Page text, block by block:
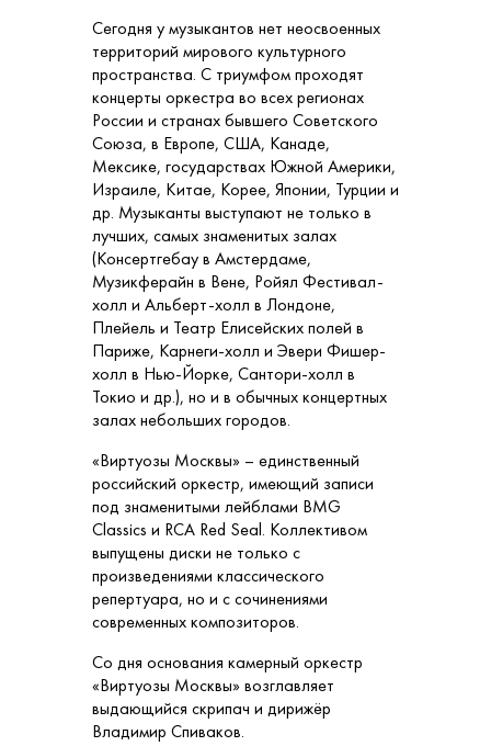
Сегодня у музыкантов нет неосвоенных
территорий мирового культурного
пространства. С триумфом проходят
концерты оркестра во всех регионах
России и странах бывшего Советского
Союза, в Европе, США, Канаде,
Мексике, государствах Южной Америки,
Израиле, Китае, Корее, Японии, Турции и
др. Музыканты выступают не только в
лучших, самых знаменитых залах
(Консертгебау в Амстердаме,
Музикферайн в Вене, Ройял Фестивал-
холл и Альберт-холл в Лондоне,
Плейель и Театр Елисейских полей в
Париже, Карнеги-холл и Эвери Фишер-
холл в Нью-Йорке, Сантори-холл в
Токио и др.), но и в обычных концертных
залах небольших городов.
«Виртуозы Москвы» – единственный
российский оркестр, имеющий записи
под знаменитыми лейблами BMG
Classics и RCA Red Seal. Коллективом
выпущены диски не только с
произведениями классического
репертуара, но и с сочинениями
современных композиторов.
Со дня основания камерный оркестр
«Виртуозы Москвы» возглавляет
выдающийся скрипач и дирижёр
Владимир Спиваков.